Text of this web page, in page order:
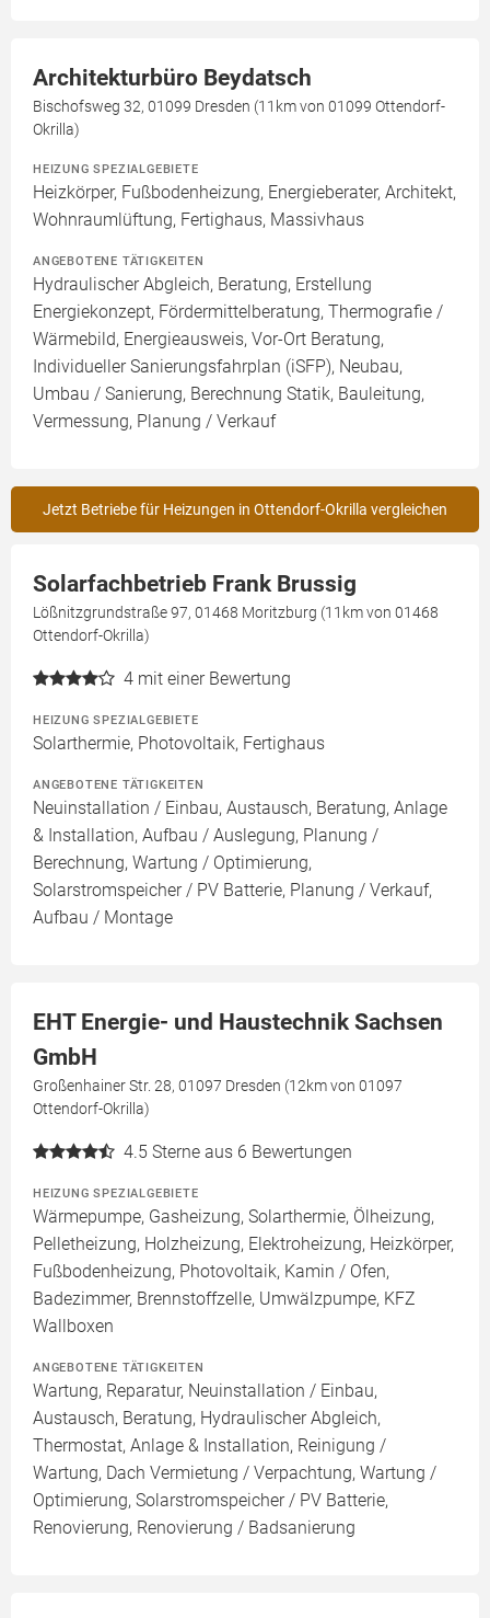
Architekturbüro Beydatsch
Bischofsweg 32, 01099 Dresden (11km von 01099 Ottendorf-
Okrilla)
HEIZUNG SPEZIALGEBIETE
Heizkörper, Fußbodenheizung, Energieberater, Architekt,
Wohnraumlüftung, Fertighaus, Massivhaus
ANGEBOTENE TÄTIGKEITEN
Hydraulischer Abgleich, Beratung, Erstellung
Energiekonzept, Fördermittelberatung, Thermografie /
Wärmebild, Energieausweis, Vor-Ort Beratung,
Individueller Sanierungsfahrplan (iSFP), Neubau,
Umbau / Sanierung, Berechnung Statik, Bauleitung,
Vermessung, Planung / Verkauf
Jetzt Betriebe für Heizungen in Ottendorf-Okrilla vergleichen
Solarfachbetrieb Frank Brussig
Lößnitzgrundstraße 97, 01468 Moritzburg (11km von 01468
Ottendorf-Okrilla)
4 mit einer Bewertung
HEIZUNG SPEZIALGEBIETE
Solarthermie, Photovoltaik, Fertighaus
ANGEBOTENE TÄTIGKEITEN
Neuinstallation / Einbau, Austausch, Beratung, Anlage
& Installation, Aufbau / Auslegung, Planung /
Berechnung, Wartung / Optimierung,
Solarstromspeicher / PV Batterie, Planung / Verkauf,
Aufbau / Montage
EHT Energie- und Haustechnik Sachsen
GmbH
Großenhainer Str. 28, 01097 Dresden (12km von 01097
Ottendorf-Okrilla)
4.5 Sterne aus 6 Bewertungen
HEIZUNG SPEZIALGEBIETE
Wärmepumpe, Gasheizung, Solarthermie, Ölheizung,
Pelletheizung, Holzheizung, Elektroheizung, Heizkörper,
Fußbodenheizung, Photovoltaik, Kamin / Ofen,
Badezimmer, Brennstoffzelle, Umwälzpumpe, KFZ
Wallboxen
ANGEBOTENE TÄTIGKEITEN
Wartung, Reparatur, Neuinstallation / Einbau,
Austausch, Beratung, Hydraulischer Abgleich,
Thermostat, Anlage & Installation, Reinigung /
Wartung, Dach Vermietung / Verpachtung, Wartung /
Optimierung, Solarstromspeicher / PV Batterie,
Renovierung, Renovierung / Badsanierung